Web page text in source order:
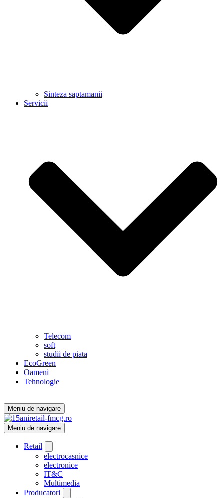
Sinteza saptamanii
Servicii
Telecom
soft
studii de piata
EcoGreen
Oameni
Tehnologie
Meniu de navigare
Meniu de navigare
Retail
electrocasnice
electronice
IT&C
Multimedia
Producatori